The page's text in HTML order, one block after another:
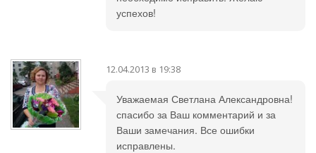
успехов!
12.04.2013 в 19:38
Уважаемая Светлана Александровна!
спасибо за Ваш комментарий и за
Ваши замечания. Все ошибки
исправлены.